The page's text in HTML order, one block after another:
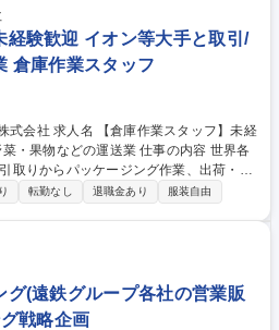
達等）および外部物流会社との調整・交
経験歓迎 イオン等大手と取引/
倉庫作業スタッフ
タッフ】未経
の運送業 仕事の内容 世界各
取りからパッケージング作業、出荷・輸
にて、倉庫管理をお任せします。 【具
全額負担で取得できるので、未経験の方
】当社業務全般 募集職種 【倉
オン等大手と取引/野菜・果物などの運送
転勤なし 退職金あり 服装自由
グ(遠鉄グループ各社の営業販
戦略企画